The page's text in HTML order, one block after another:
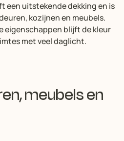
een uitstekende dekking en is
kozijnen en meubels.
eigenschappen blijft de kleur
met veel daglicht.
meubels en